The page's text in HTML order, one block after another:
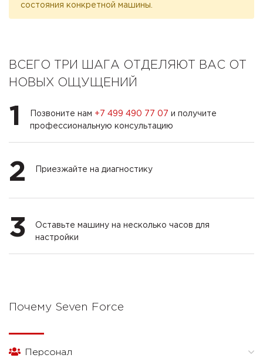
состояния конкретной машины.
ВСЕГО ТРИ ШАГА ОТДЕЛЯЮТ ВАС ОТ
НОВЫХ ОЩУЩЕНИЙ
1 Позвоните нам +7 499 490 77 07 и получите
профессиональную консультацию
2 Приезжайте на диагностику
3
Оставьте машину на несколько часов для
настройки
Почему Seven Force
Персонал